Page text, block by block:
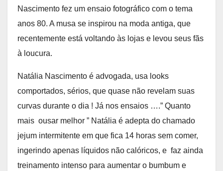
Nascimento fez um ensaio fotográfico com o tema
anos 80. A musa se inspirou na moda antiga, que
recentemente está voltando às lojas e levou seus fãs
à loucura.
Natália Nascimento é advogada, usa looks
comportados, sérios, que quase não revelam suas
curvas durante o dia ! Já nos ensaios ….” Quanto
mais ousar melhor ” Natália é adepta do chamado
jejum intermitente em que fica 14 horas sem comer,
ingerindo apenas líquidos não calóricos, e faz ainda
treinamento intenso para aumentar o bumbum e